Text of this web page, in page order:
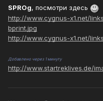
SPROg, посмотри здесь
http://www.cygnus-x1.net/
bprint.jpg
http://www.cygnus-x1.net/
Добавлено через 1 минуту
http://www.startreklives.de/